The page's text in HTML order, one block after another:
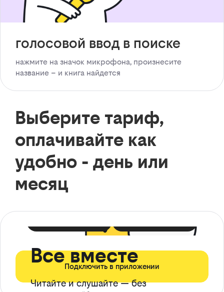
голосовой ввод в поиске
нажмите на значок микрофона, произнесите
название – и книга найдется
Выберите тариф,
оплачивайте как
удобно - день или
месяц
Все вместе
Читайте и слушайте — без
Подключить в приложении